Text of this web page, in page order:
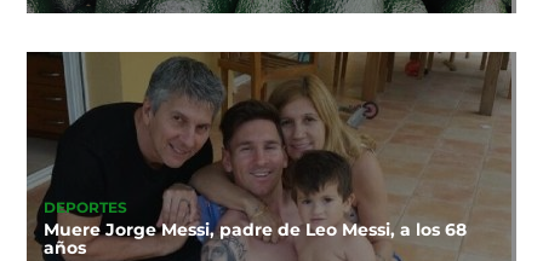
DEPORTES
Muere Jorge Messi, padre de Leo Messi, a los 68
años